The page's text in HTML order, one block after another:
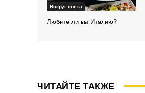
Вокруг света
Любите ли вы Италию?
ЧИТАЙТЕ ТАКЖЕ